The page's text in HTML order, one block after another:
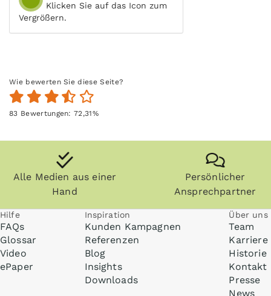
Klicken Sie auf das Icon zum
Vergrößern.
Wie bewerten Sie diese Seite?
83 Bewertungen:72,31%
Alle Medien aus einer
Hand
Persönlicher
Ansprechpartner
Hilfe
FAQs
Glossar
Video
ePaper
Inspiration
Kunden Kampagnen
Referenzen
Blog
Insights
Downloads
Über uns
Team
Karriere
Historie
Kontakt
Presse
News